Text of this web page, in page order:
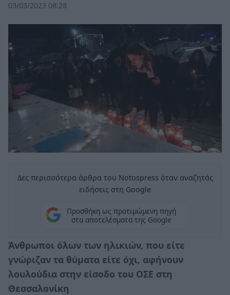
03/03/2023 08:28
Δες περισσότερα άρθρα του Notospress όταν αναζητάς
ειδήσεις στη Google
Προσθήκη ως προτιμώμενη πηγή
στα αποτελέσματα της Google
Άνθρωποι όλων των ηλικιών, που είτε
γνώριζαν τα θύματα είτε όχι, αφήνουν
λουλούδια στην είσοδο του ΟΣΕ στη
Θεσσαλονίκη